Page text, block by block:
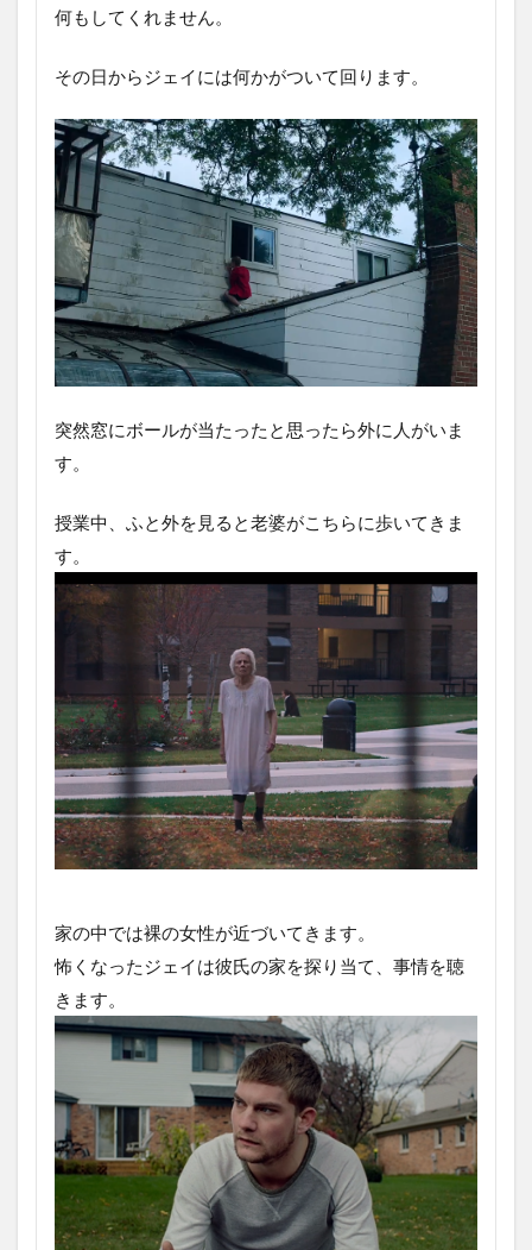
何もしてくれません。
その日からジェイには何かがついて回ります。
突然窓にボールが当たったと思ったら外に人がいま
す。
授業中、ふと外を見ると老婆がこちらに歩いてきま
す。
家の中では裸の女性が近づいてきます。
怖くなったジェイは彼氏の家を探り当て、事情を聴
きます。